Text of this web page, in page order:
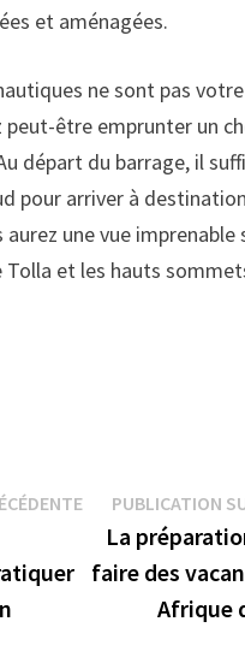
et aménagées.
ne sont pas
peut-être emprunter un
départ du barrage, il
pour arriver à
une vue imprenable
Tolla et les hauts
Publication
précédente :
PUBLICATION
La
faire des
Afrique